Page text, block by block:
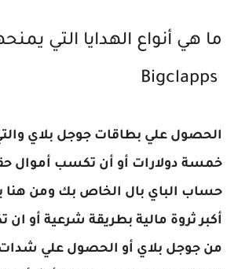
ما هي أنواع الهدايا التي
Bigclapps
الحصول علي بطاقات جوجل بلاي
خمسة دولارات أو أن تكسب أموال
حساب الباي بال الخاص بك ومن هنا
أكبر ثروة مالية بطريقة شرعية أو
من جوجل بلاي أو الحصول علي